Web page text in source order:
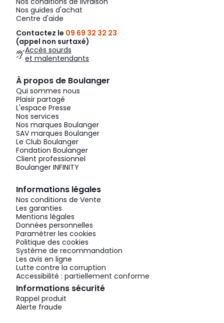
Nos guides d'achat
Centre d'aide
Contactez le 09 69 32 32 23
(appel non surtaxé)
Accès sourds
et malentendants
À propos de Boulanger
Qui sommes nous
Plaisir partagé
L'espace Presse
Nos services
Nos marques Boulanger
SAV marques Boulanger
Le Club Boulanger
Fondation Boulanger
Client professionnel
Boulanger INFINITY
Informations légales
Nos conditions de Vente
Les garanties
Mentions légales
Données personnelles
Paramétrer les cookies
Politique des cookies
Système de recommandation
Les avis en ligne
Lutte contre la corruption
Accessibilité : partiellement conforme
Informations sécurité
Rappel produit
Alerte fraude